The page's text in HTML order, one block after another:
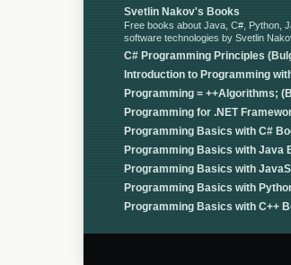
Svetlin Nakov's Books
Free books about Java, C#, Python,
software technologies by Svetlin
C# Programming Principles
Introduction to Programming
Programming = ++Algorithms;
Programming for .NET
Programming Basics with C#
Programming Basics with Java
Programming Basics with
Programming Basics with
Programming Basics with C++